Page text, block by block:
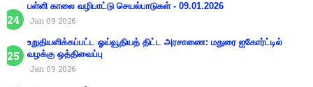
பள்ளி காலை வழிபாட்டு செயல்பாடுகள் - 09.01.2026
Jan 09 2026
உறுதியளிக்கப்பட்ட ஓய்வூதியத் திட்ட அரசாணை: மதுரை ஐகோர்ட்டில்
வழக்கு ஒத்திவைப்பு
Jan 09 2026